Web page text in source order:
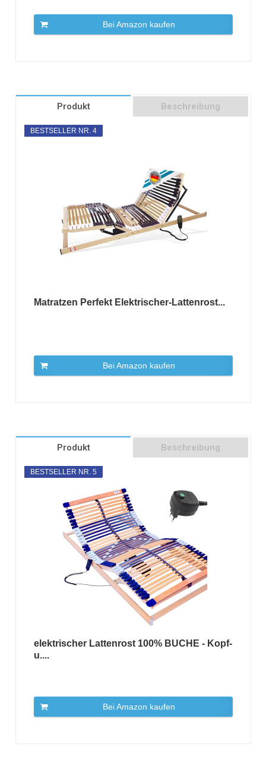
Bei Amazon kaufen
Produkt Beschreibung
BESTSELLER NR. 4
Matratzen Perfekt Elektrischer-Lattenrost...
Bei Amazon kaufen
Produkt Beschreibung
BESTSELLER NR. 5
elektrischer Lattenrost 100% BUCHE - Kopf-
u....
Bei Amazon kaufen